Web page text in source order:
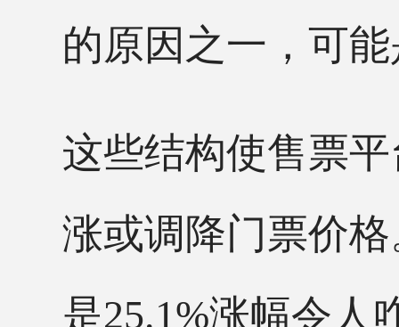
的原因之一，可
这些结构使售票
涨或调降门票价
是25.1%涨幅令人